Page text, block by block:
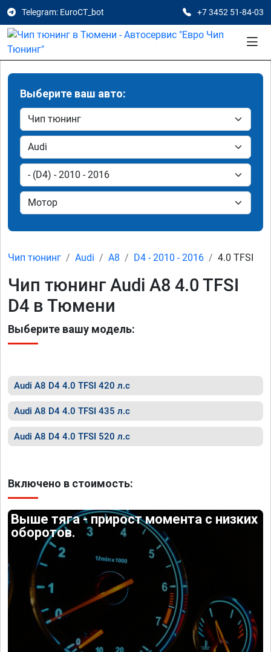
Telegram: EuroCT_bot +7 3452 51-84-03
Выберите ваш авто:
Чип тюнинг Audi A8 D4 - 2010 - 2016 4.0 TFSI
Чип тюнинг Audi A8 4.0 TFSI
D4 в Тюмени
Выберите вашу модель:
Audi A8 D4 4.0 TFSI 420 л.с
Audi A8 D4 4.0 TFSI 435 л.с
Audi A8 D4 4.0 TFSI 520 л.с
Включено в стоимость:
Выше тяга - прирост момента с низких
оборотов.